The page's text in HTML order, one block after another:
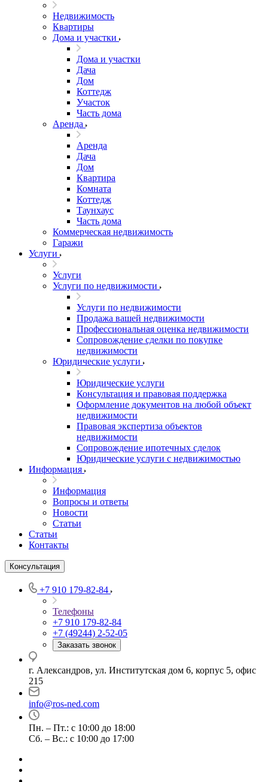
Недвижимость
Квартиры
Дома и участки
Дома и участки
Дача
Дом
Коттедж
Участок
Часть дома
Аренда
Аренда
Дача
Дом
Квартира
Комната
Коттедж
Таунхаус
Часть дома
Коммерческая недвижимость
Гаражи
Услуги
Услуги
Услуги по недвижимости
Услуги по недвижимости
Продажа вашей недвижимости
Профессиональная оценка недвижимости
Сопровождение сделки по покупке
недвижимости
Юридические услуги
Юридические услуги
Консультация и правовая поддержка
Оформление документов на любой объект
недвижимости
Правовая экспертиза объектов
недвижимости
Сопровождение ипотечных сделок
Юридические услуги с недвижимостью
Информация
Информация
Вопросы и ответы
Новости
Статьи
Статьи
Контакты
Консультация
+7 910 179-82-84
Телефоны
+7 910 179-82-84
+7 (49244) 2-52-05
Заказать звонок
г. Александров, ул. Институтская дом 6, корпус 5, офис
215
info@ros-ned.com
Пн. – Пт.: с 10:00 до 18:00
Сб. – Вс.: с 10:00 до 17:00